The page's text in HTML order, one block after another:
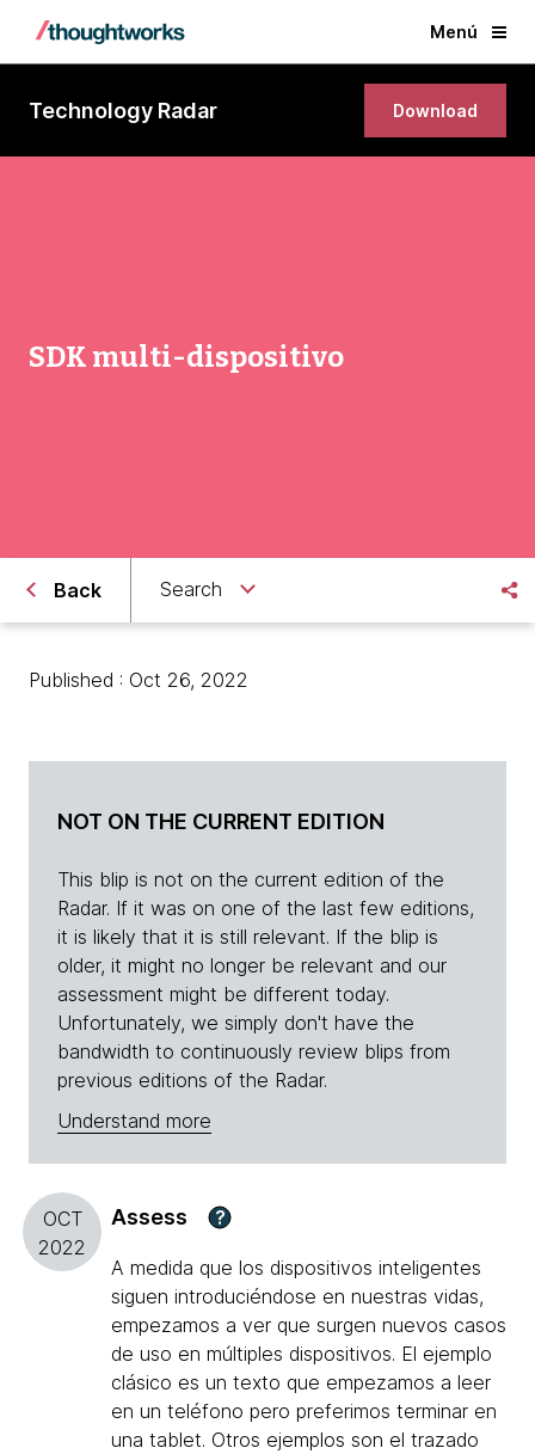
Menú
Technology Radar Download
SDK multi-dispositivo
Back Search
Published : Oct 26, 2022
NOT ON THE CURRENT EDITION
This blip is not on the current edition of the
Radar. If it was on one of the last few editions,
it is likely that it is still relevant. If the blip is
older, it might no longer be relevant and our
assessment might be different today.
Unfortunately, we simply don't have the
bandwidth to continuously review blips from
previous editions of the Radar.
Understand more
OCT
2022
Assess ?
A medida que los dispositivos inteligentes
siguen introduciéndose en nuestras vidas,
empezamos a ver que surgen nuevos casos
de uso en múltiples dispositivos. El ejemplo
clásico es un texto que empezamos a leer
en un teléfono pero preferimos terminar en
una tablet. Otros ejemplos son el trazado